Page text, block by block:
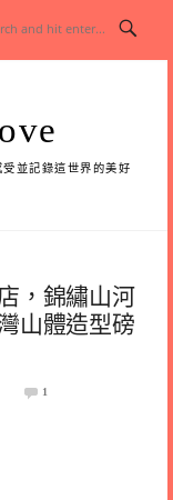
並記錄這世界的美好
，錦繡山河
山體造型磅
1